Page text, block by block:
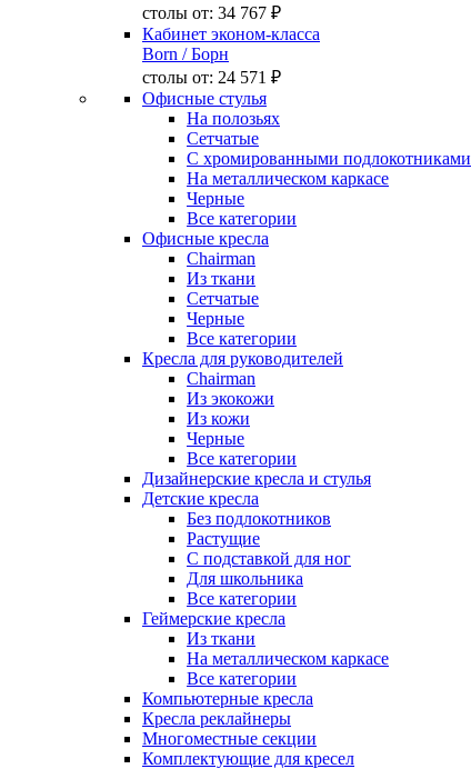
столы от: 34 767 ₽
Кабинет эконом-класса
Born / Борн
столы от: 24 571 ₽
Офисные стулья
На полозьях
Сетчатые
С хромированными подлокотниками
На металлическом каркасе
Черные
Все категории
Офисные кресла
Chairman
Из ткани
Сетчатые
Черные
Все категории
Кресла для руководителей
Chairman
Из экокожи
Из кожи
Черные
Все категории
Дизайнерские кресла и стулья
Детские кресла
Без подлокотников
Растущие
С подставкой для ног
Для школьника
Все категории
Геймерские кресла
Из ткани
На металлическом каркасе
Все категории
Компьютерные кресла
Кресла реклайнеры
Многоместные секции
Комплектующие для кресел